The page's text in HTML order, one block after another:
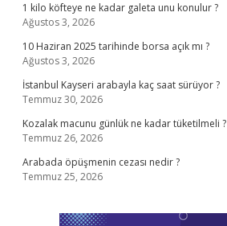
1 kilo köfteye ne kadar galeta unu konulur ?
Ağustos 3, 2026
10 Haziran 2025 tarihinde borsa açık mı ?
Ağustos 3, 2026
İstanbul Kayseri arabayla kaç saat sürüyor ?
Temmuz 30, 2026
Kozalak macunu günlük ne kadar tüketilmeli ?
Temmuz 26, 2026
Arabada öpüşmenin cezası nedir ?
Temmuz 25, 2026